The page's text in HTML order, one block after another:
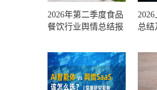
2026年第二季度食品
餐饮行业舆情总结报
测
总结